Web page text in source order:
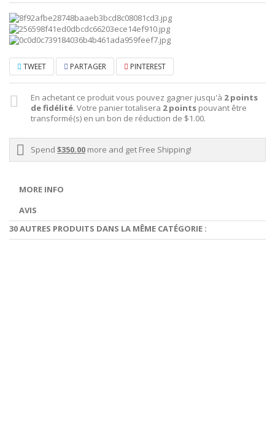
TWEET PARTAGER PINTEREST
En achetant ce produit vous pouvez gagner jusqu'à 2points
de fidélité. Votre panier totalisera 2points pouvant être
transformé(s) en un bon de réduction de $1.00.
Spend $350.00 more and get Free Shipping!
MORE INFO
AVIS
30 AUTRES PRODUITS DANS LA MÊME CATÉGORIE :